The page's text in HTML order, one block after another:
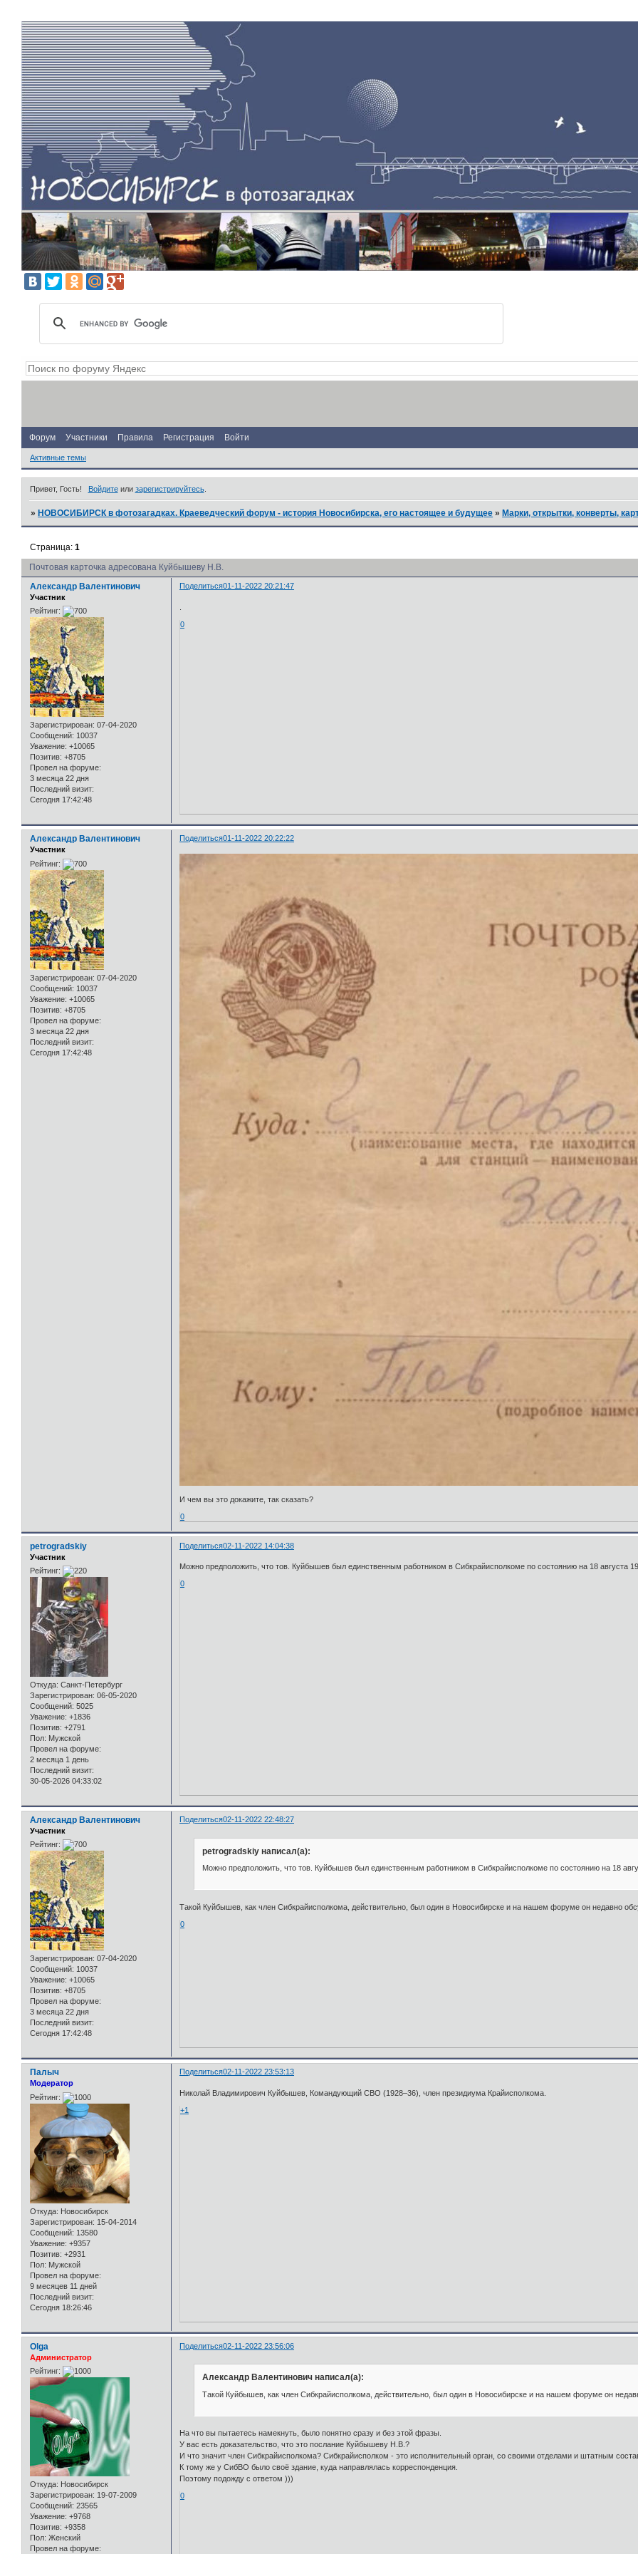
Форум Участники Правила Регистрация Войти
Активные темы
Привет, Гость! Войдитеили зарегистрируйтесь.
»НОВОСИБИРСК в фотозагадках. Краеведческий форум - история Новосибирска, его настоящее и будущее »Марки, открытки, конверты,
Почтовая карточка адресована Куйбышеву Н.В.
Страница:1
Поделиться01-11-2022 20:21:47
Александр Валентинович
Участник
Рейтинг:
Зарегистрирован: 07-04-2020
Сообщений: 10037
Уважение: +10065
Позитив: +8705
Провел на форуме:
3 месяца 22 дня
Последний визит:
Сегодня 17:42:48
0
Поделиться01-11-2022 20:22:22
Александр Валентинович
Участник
Рейтинг:
Зарегистрирован: 07-04-2020
Сообщений: 10037
Уважение: +10065
Позитив: +8705
Провел на форуме:
3 месяца 22 дня
Последний визит:
Сегодня 17:42:48
И чем вы это докажите, так сказать?
0
Поделиться02-11-2022 14:04:38
petrogradskiy
Участник
Рейтинг:
Откуда: Санкт-Петербург
Зарегистрирован: 06-05-2020
Сообщений: 5025
Уважение: +1836
Позитив: +2791
Пол: Мужской
Провел на форуме:
2 месяца 1 день
Последний визит:
30-05-2026 04:33:02
Можно предположить, что тов. Куйбышев был единственным работником в Сибкрайисполкоме по состоянию на 18 августа
0
Поделиться02-11-2022 22:48:27
Александр Валентинович
Участник
Рейтинг:
Зарегистрирован: 07-04-2020
Сообщений: 10037
Уважение: +10065
Позитив: +8705
Провел на форуме:
3 месяца 22 дня
Последний визит:
Сегодня 17:42:48
petrogradskiy написал(а):
Можно предположить, что тов. Куйбышев был единственным работником в Сибкрайисполкоме по состоянию на 18
Такой Куйбышев, как член Сибкрайисполкома, действительно, был один в Новосибирске и на нашем форуме он недавно
0
Поделиться02-11-2022 23:53:13
Палыч
Модератор
Рейтинг:
Откуда: Новосибирск
Зарегистрирован: 15-04-2014
Сообщений: 13580
Уважение: +9357
Позитив: +2931
Пол: Мужской
Провел на форуме:
9 месяцев 11 дней
Последний визит:
Сегодня 18:26:46
Николай Владимирович Куйбышев, Командующий СВО (1928–36), член президиума Крайисполкома.
+1
Поделиться02-11-2022 23:56:06
Olga
Администратор
Рейтинг:
Откуда: Новосибирск
Зарегистрирован: 19-07-2009
Сообщений: 23565
Уважение: +9768
Позитив: +9358
Пол: Женский
Провел на форуме:
Александр Валентинович написал(а):
Такой Куйбышев, как член Сибкрайисполкома, действительно, был один в Новосибирске и на нашем форуме он
На что вы пытаетесь намекнуть, было понятно сразу и без этой фразы.
У вас есть доказательство, что это послание Куйбышеву Н.В.?
И что значит член Сибкрайисполкома? Сибкрайисполком - это исполнительный орган, со своими отделами и штатным
К тому же у СибВО было своё здание, куда направлялась корреспонденция.
Поэтому подожду с ответом )))
0